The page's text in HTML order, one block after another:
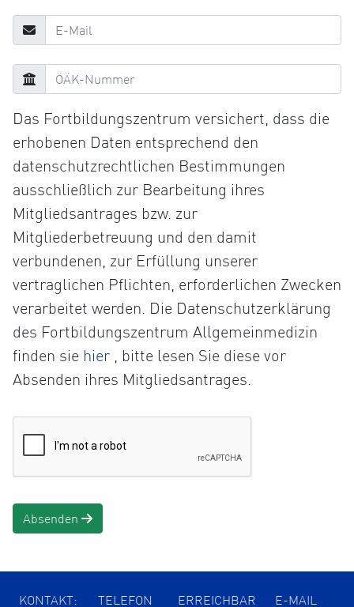
Das Fortbildungszentrum versichert, dass die
erhobenen Daten entsprechend den
datenschutzrechtlichen Bestimmungen
ausschließlich zur Bearbeitung ihres
Mitgliedsantrages bzw. zur
Mitgliederbetreuung und den damit
verbundenen, zur Erfüllung unserer
vertraglichen Pflichten, erforderlichen Zwecken
verarbeitet werden. Die Datenschutzerklärung
des Fortbildungszentrum Allgemeinmedizin
finden sie hier
Öffnet
die
einem
neuen
, bitte lesen Sie diese vor
Absenden ihres Mitgliedsantrages.
Absenden
KONTAKT: TELEFON ERREICHBAR E-MAIL